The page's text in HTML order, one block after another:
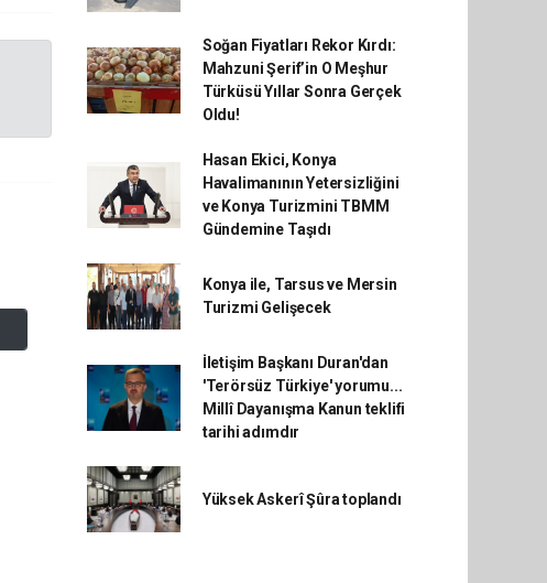
Soğan Fiyatları Rekor Kırdı:
Mahzuni Şerif’in O Meşhur
Türküsü Yıllar Sonra Gerçek
Oldu!
Hasan Ekici, Konya
Havalimanının Yetersizliğini
ve Konya Turizmini TBMM
Gündemine Taşıdı
Konya ile, Tarsus ve Mersin
Turizmi Gelişecek
İletişim Başkanı Duran'dan
'Terörsüz Türkiye' yorumu...
Millî Dayanışma Kanun teklifi
tarihi adımdır
Yüksek Askerî Şûra toplandı